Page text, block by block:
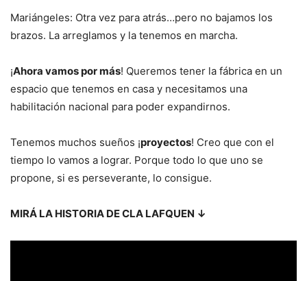
Mariángeles: Otra vez para atrás…pero no bajamos los
brazos. La arreglamos y la tenemos en marcha.
¡Ahora vamos por más! Queremos tener la fábrica en un
espacio que tenemos en casa y necesitamos una
habilitación nacional para poder expandirnos.
Tenemos muchos sueños ¡proyectos! Creo que con el
tiempo lo vamos a lograr. Porque todo lo que uno se
propone, si es perseverante, lo consigue.
MIRÁ LA HISTORIA DE CLA LAFQUEN ↓